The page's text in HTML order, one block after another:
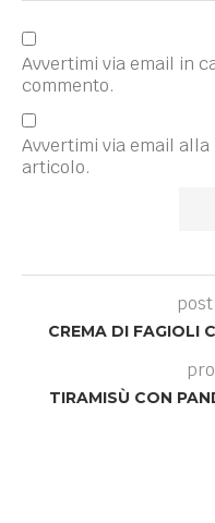
Avvertimi via email in
commento.
Avvertimi via email
articolo.
CREMA DI FAGIOLI
TIRAMISÙ CON